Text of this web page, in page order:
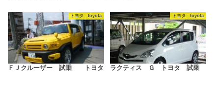
トヨタ toyota
ＦＪクルーザー 試乗 トヨタ
トヨタ toyota
ラクティス Ｇ トヨタ 試乗